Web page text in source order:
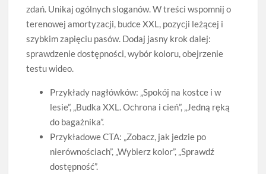
zdań. Unikaj ogólnych sloganów. W treści wspomnij o
terenowej amortyzacji, budce XXL, pozycji leżącej i
szybkim zapięciu pasów. Dodaj jasny krok dalej:
sprawdzenie dostępności, wybór koloru, obejrzenie
testu wideo.
Przykłady nagłówków: „Spokój na kostce i w
lesie”, „Budka XXL. Ochrona i cień”, „Jedną ręką
do bagażnika”.
Przykładowe CTA: „Zobacz, jak jedzie po
nierównościach”, „Wybierz kolor”, „Sprawdź
dostępność”.